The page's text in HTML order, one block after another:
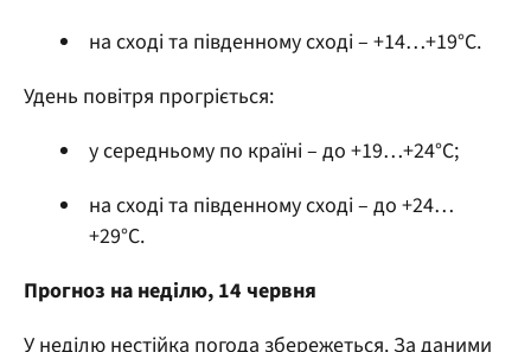
на сході та південному сході – +14…+19°С.
Удень повітря прогріється:
у середньому по країні – до +19…+24°С;
на сході та південному сході – до +24…
+29°С.
Прогноз на неділю, 14 червня
У неділю нестійка погода збережеться. За даними